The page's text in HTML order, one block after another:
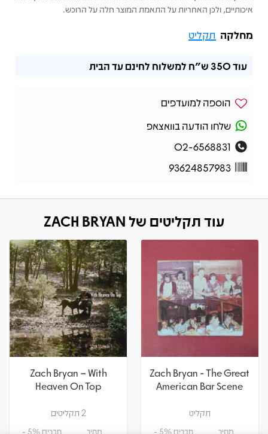
איכותיים, ולכן האחריות על התאמת המוצר חלה על הרוכש.
מחלקה תקליט
עוד350 ש"ח למשלוח לחינם עד הבית
הוספה למועדפים
שלחו הודעה בוואצאפ
02-6568831
93624857983
עוד תקליטים של ZACH BRYAN
Zach Bryan - The Great
American Bar Scene
תקליט
מחיר חברים 5% -
Zach Bryan – With
Heaven On Top
2 תקליטים
מחיר חברים 5% -